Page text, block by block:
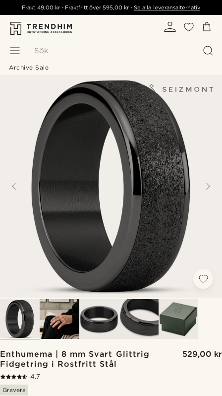
Sök
Frakt 49,00 kr- Fraktfritt över595,00 kr -Se alla leveransalternativ
Archive Sale
Enthumema | 8 mm Svart Glittrig
Fidgetring i Rostfritt Stål
529,00 kr
4.7
Gravera